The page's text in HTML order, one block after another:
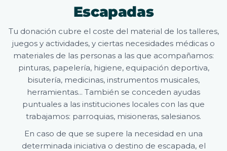
Escapadas
Tu donación cubre el coste del material de los talleres,
juegos y actividades, y ciertas necesidades médicas o
materiales de las personas a las que acompañamos:
pinturas, papelería, higiene, equipación deportiva,
bisutería, medicinas, instrumentos musicales,
herramientas... También se conceden ayudas
puntuales a las instituciones locales con las que
trabajamos: parroquias, misioneras, salesianos.
En caso de que se supere la necesidad en una
determinada iniciativa o destino de escapada, el